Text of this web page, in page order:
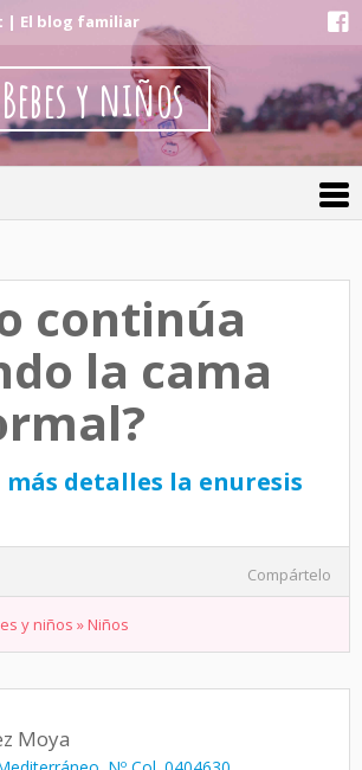
| El blog familiar
y niños
continúa
la cama
más detalles la enuresis
Compártelo
y niños »Niños
Moya